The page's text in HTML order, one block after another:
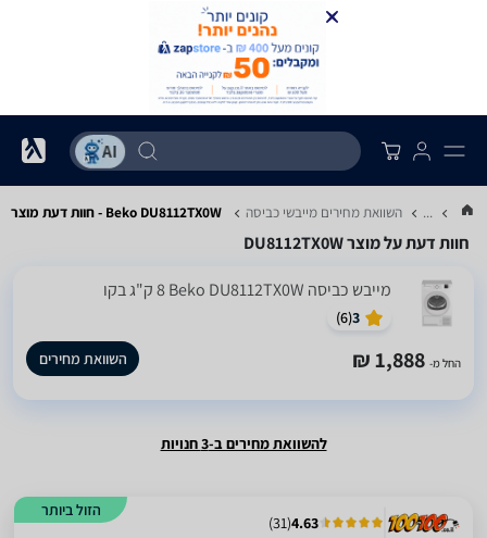
... השוואת מחירים מייבשי כביסה Beko DU8112TX0W - חוות דעת מוצר
חוות דעת על מוצר DU8112TX0W
מייבש כביסה Beko DU8112TX0W ‏8 ‏ק"ג בקו
3
(
6
)
החל מ- 1,888 ₪ השוואת מחירים
להשוואת מחירים ב-3 חנויות
הזול ביותר
4.63
(
31
)